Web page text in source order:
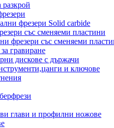
разкрой
фрезери Solid carbide
със сменяеми пластини
фрезери със сменяеми
гравиране
дискове с държачи
и ключове
глави и профилни ножове